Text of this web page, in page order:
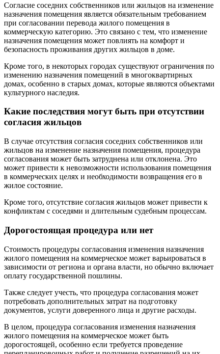
Согласие соседних собственников или жильцов на изменение
назначения помещения является обязательным требованием
при согласовании перевода жилого помещения в
коммерческую категорию. Это связано с тем, что изменение
назначения помещения может повлиять на комфорт и
безопасность проживания других жильцов в доме.
Кроме того, в некоторых городах существуют ограничения по
изменению назначения помещений в многоквартирных
домах, особенно в старых домах, которые являются объектами
культурного наследия.
Какие последствия могут быть при отсутствии
согласия жильцов
В случае отсутствия согласия соседних собственников или
жильцов на изменение назначения помещения, процедура
согласования может быть затруднена или отклонена. Это
может привести к невозможности использования помещения
в коммерческих целях и необходимости возвращения его в
жилое состояние.
Кроме того, отсутствие согласия жильцов может привести к
конфликтам с соседями и длительным судебным процессам.
Дорогостоящая процедура или нет
Стоимость процедуры согласования изменения назначения
жилого помещения на коммерческое может варьироваться в
зависимости от региона и органа власти, но обычно включает
оплату государственной пошлины.
Также следует учесть, что процедура согласования может
потребовать дополнительных затрат на подготовку
документов, услуги доверенного лица и другие расходы.
В целом, процедура согласования изменения назначения
жилого помещения на коммерческое может быть
дорогостоящей, особенно если требуется проведение